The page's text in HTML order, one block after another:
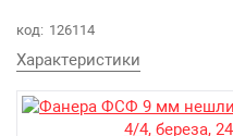
код: 126114
Характеристики
Возврат товара
Екатеринбург